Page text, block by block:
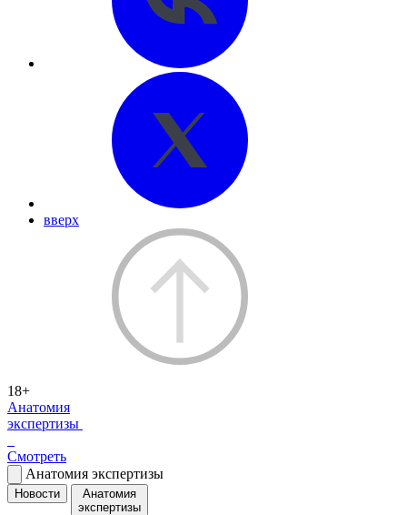
вверх
18+
Анатомия
экспертизы
Смотреть
Анатомия экспертизы
Новости
Анатомия
экспертизы